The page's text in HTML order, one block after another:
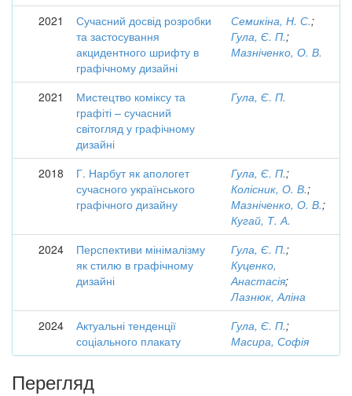
2021
Сучасний досвід розробки
та застосування
акцидентного шрифту в
графічному дизайні
Семикіна, Н. С.;
Гула, Є. П.;
Мазніченко, О. В.
2021
Мистецтво коміксу та
графіті – сучасний
світогляд у графічному
дизайні
Гула, Є. П.
2018
Г. Нарбут як апологет
сучасного українського
графічного дизайну
Гула, Є. П.;
Колісник, О. В.;
Мазніченко, О. В.;
Кугай, Т. А.
2024
Перспективи мінімалізму
як стилю в графічному
дизайні
Гула, Є. П.;
Куценко,
Анастасія;
Лазнюк, Аліна
2024
Актуальні тенденції
соціального плакату
Гула, Є. П.;
Масира, Софія
Перегляд